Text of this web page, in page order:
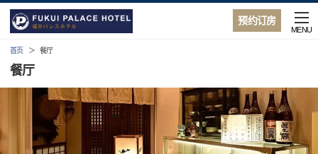
预约订房
MENU
首页 餐厅
餐厅